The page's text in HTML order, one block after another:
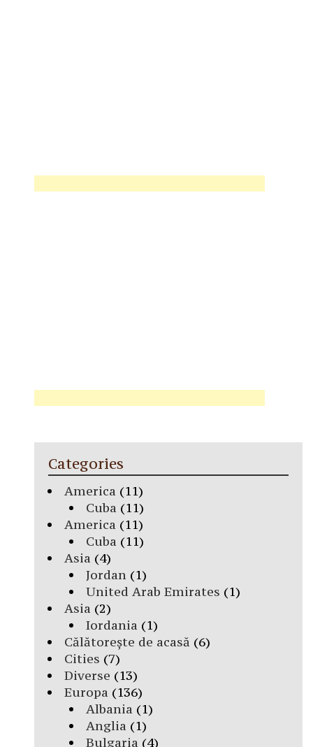
Categories
America (11)
Cuba (11)
America (11)
Cuba (11)
Asia (4)
Jordan(1)
United Arab Emirates (1)
Asia (2)
Iordania (1)
Călătorește de acasă (6)
Cities (7)
Diverse (13)
Europa (136)
Albania (1)
Anglia (1)
Bulgaria (4)